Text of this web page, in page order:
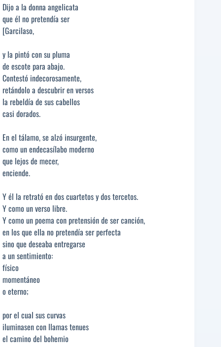
Dijo a la donna angelicata
que él no pretendía ser
[Garcilaso,
y la pintó con su pluma
de escote para abajo.
Contestó indecorosamente,
retándolo a descubrir en versos
la rebeldía de sus cabellos
casi dorados.
En el tálamo, se alzó insurgente,
como un endecasílabo moderno
que lejos de mecer,
enciende.
Y él la retrató en dos cuartetos y dos tercetos.
Y como un verso libre.
Y como un poema con pretensión de ser canción,
en los que ella no pretendía ser perfecta
sino que deseaba entregarse
a un sentimiento:
físico
momentáneo
o eterno;
por el cual sus curvas
iluminasen con llamas tenues
el camino del bohemio